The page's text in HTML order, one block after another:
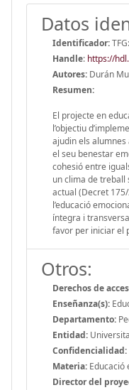
Datos
Identificador:
Handle: https://
Autores: Durán
Resumen:
El projecte en
l’objectiu
ajudin els
el seu benestar
cohesió entre
un clima de
actual (Decret
l’educació
íntegra i
favor per iniciar el
Otros:
Derechos de
Enseñanza(s):
Departamento:
Entidad:
Confidencialidad:
Materia: Educació
Director del